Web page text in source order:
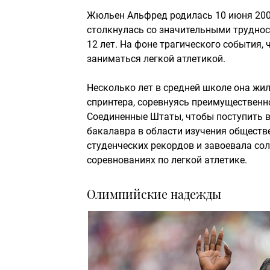
Жюльен Альфред родилась 10 июня
столкнулась со значительными
12 лет. На фоне трагического
заниматься легкой атлетикой.
Несколько лет в средней школе она
спринтера, соревнуясь
Соединенные Штаты, чтобы поступить
бакалавра в области изучения
студенческих рекордов и завоевала
соревнованиях по легкой атлетике.
Олимпийские надежды